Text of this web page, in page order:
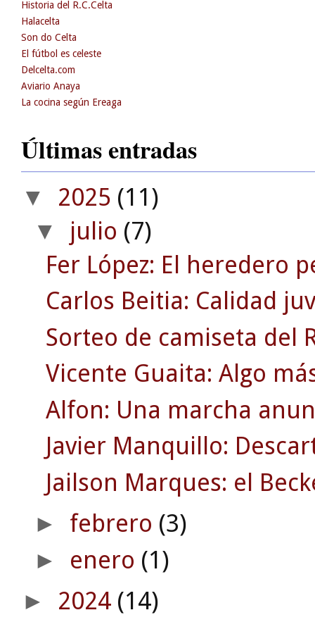
Historia del R.C.Celta
Halacelta
Son do Celta
El fútbol es celeste
Delcelta.com
Aviario Anaya
La cocina según Ereaga
Últimas entradas
▼ 2025 (11)
▼ julio (7)
Fer López: El heredero
Carlos Beitia: Calidad
Sorteo de camiseta del
Vicente Guaita: Algo
Alfon: Una marcha
Javier Manquillo:
Jailson Marques: el
► febrero (3)
► enero (1)
► 2024 (14)